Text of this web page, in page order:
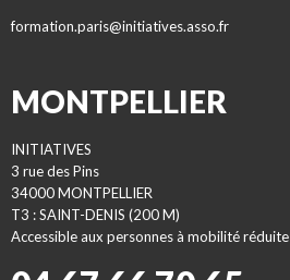
formation.paris@initiatives.asso.fr
MONTPELLIER
INITIATIVES
3 rue des Pins
34000 MONTPELLIER
T3 : SAINT-DENIS (200 M)
Accessible aux personnes à mobilité réduite